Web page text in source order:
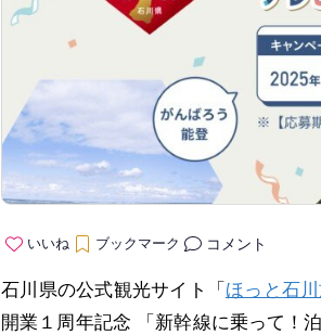
いいね ブックマーク コメント
石川県の公式観光サイト「 ほっと石
開業１周年記念 「新幹線に乗って！